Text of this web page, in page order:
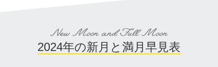
2024年の新月と満月早見表